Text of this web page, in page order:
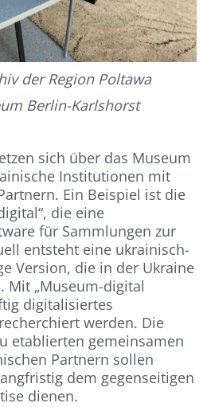
der Region Poltawa
Berlin-Karlshorst
sich über das Museum
Institutionen mit
Ein Beispiel ist die
die eine
für Sammlungen zur
entsteht eine ukrainisch-
Version, die in der Ukraine
Mit „Museum-digital
digitalisiertes
werden. Die
etablierten gemeinsamen
Partnern sollen
dem gegenseitigen
dienen.